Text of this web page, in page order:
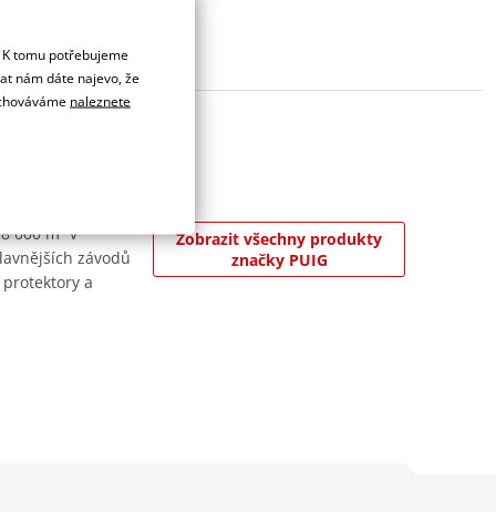
000 m² v
závodů
a
Zobrazit všechny produkty
značky PUIG
tomu potřebujeme
nám dáte najevo, že
naleznete